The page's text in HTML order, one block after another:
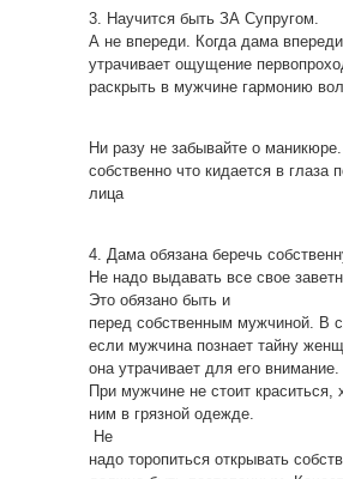
3. Научится быть ЗА Супругом.
А не впереди. Когда дама
утрачивает ощущение
раскрыть в мужчине гармонию
Ни разу не забывайте о
собственно что кидается в глаза
лица
4. Дама обязана беречь
Не надо выдавать все свое
Это обязано быть и
перед собственным мужчиной. В
если мужчина познает тайну
она утрачивает для его внимание.
При мужчине не стоит краситься,
ним в грязной одежде.
Не
надо торопиться открывать